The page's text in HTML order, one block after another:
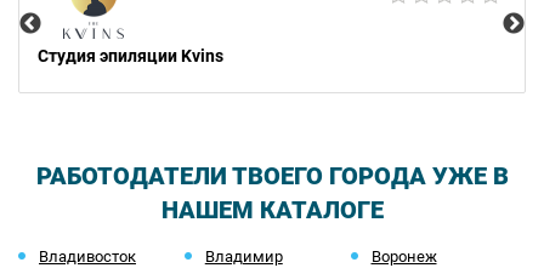
Студия эпиляции Kvins
РАБОТОДАТЕЛИ ТВОЕГО ГОРОДА УЖЕ В
НАШЕМ КАТАЛОГЕ
Владивосток Владимир
Воронеж